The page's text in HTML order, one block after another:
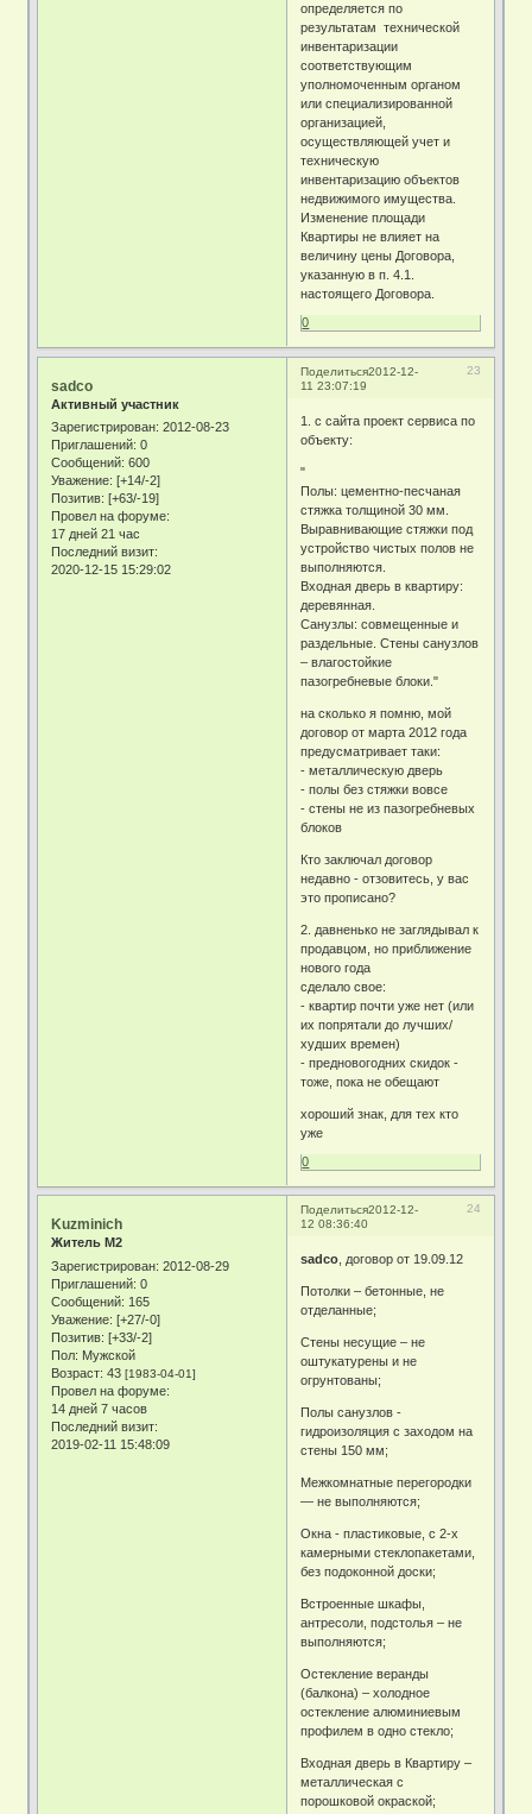
определяется по
результатам технической
инвентаризации
соответствующим
уполномоченным органом
или специализированной
организацией,
осуществляющей учет и
техническую
инвентаризацию объектов
недвижимого имущества.
Изменение площади
Квартиры не влияет на
величину цены Договора,
указанную в п. 4.1.
настоящего Договора.
0
Поделиться 23
2012-12-
11 23:07:19
sadco
Активный участник
Зарегистрирован: 2012-08-23
Приглашений: 0
Сообщений: 600
Уважение: [+14/-2]
Позитив: [+63/-19]
Провел на форуме:
17 дней 21 час
Последний визит:
2020-12-15 15:29:02
1. с сайта проект сервиса по
объекту:
"
Полы: цементно-песчаная
стяжка толщиной 30 мм.
Выравнивающие стяжки под
устройство чистых полов не
выполняются.
Входная дверь в квартиру:
деревянная.
Санузлы: совмещенные и
раздельные. Стены санузлов
– влагостойкие
пазогребневые блоки."
на сколько я помню, мой
договор от марта 2012 года
предусматривает таки:
- металлическую дверь
- полы без стяжки вовсе
- стены не из пазогребневых
блоков
Кто заключал договор
недавно - отзовитесь, у вас
это прописано?
2. давненько не заглядывал к
продавцом, но приближение
нового года
сделало свое:
- квартир почти уже нет (или
их попрятали до лучших/
худших времен)
- предновогодних скидок -
тоже, пока не обещают
хороший знак, для тех кто
уже
0
Поделиться 24
2012-12-
12 08:36:40
Kuzminich
Житель М2
Зарегистрирован: 2012-08-29
Приглашений: 0
Сообщений: 165
Уважение: [+27/-0]
Позитив: [+33/-2]
Пол: Мужской
Возраст: 43[1983-04-01]
Провел на форуме:
14 дней 7 часов
Последний визит:
2019-02-11 15:48:09
sadco , договор от 19.09.12
Потолки – бетонные, не
отделанные;
Стены несущие – не
оштукатурены и не
огрунтованы;
Полы санузлов -
гидроизоляция с заходом на
стены 150 мм;
Межкомнатные перегородки
— не выполняются;
Окна - пластиковые, с 2-х
камерными стеклопакетами,
без подоконной доски;
Встроенные шкафы,
антресоли, подстолья – не
выполняются;
Остекление веранды
(балкона) – холодное
остекление алюминиевым
профилем в одно стекло;
Входная дверь в Квартиру –
металлическая с
порошковой окраской;